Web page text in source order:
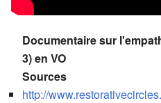
Documentaire sur
3) en VO
Sources
http://